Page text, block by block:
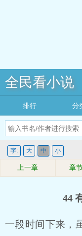
全民看小说
排行 分
字: 大 中 小
上一章 章
44
一段时间下来，